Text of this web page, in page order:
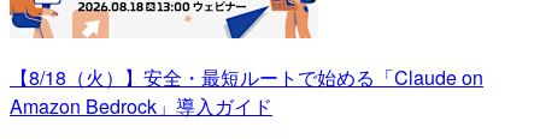
【8/18（火）】安全・最短ルートで始める「Claude on
Amazon Bedrock」導入ガイド